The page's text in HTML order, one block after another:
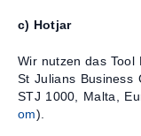
c) Hotjar
Wir nutzen das Tool
St Julians Business
STJ 1000, Malta,
om).